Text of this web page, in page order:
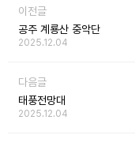
이전글
공주 계룡산 중악단
2025.12.04
다음글
태풍전망대
2025.12.04